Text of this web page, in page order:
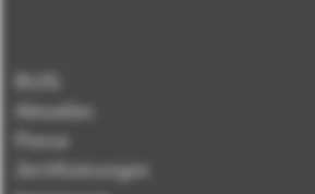
BLOG
Aktuelles
Presse
Zertifizierungen